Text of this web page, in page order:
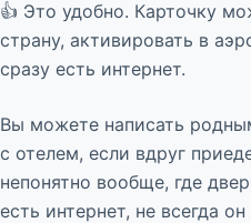
👍 Это удобно. Карточку
страну, активировать в
сразу есть интернет.
Вы можете написать
с отелем, если вдруг
непонятно вообще, где
есть интернет, не всегда